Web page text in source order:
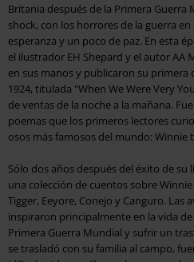
Britania después de la Primera
shock, con los horrores de la guerra
esperanza y un poco de paz. En esta
el ilustrador EH Shepard y el autor AA
en sus manos y publicaron su primera
1924, titulada "When We Were Very
de ventas de la noche a la mañana.
poemas que los primeros lectores
osos más famosos del mundo: Winnie
Sólo dos años después del éxito de
una colección de cuentos sobre
Tigger, Eeyore, Conejo y Canguro. Las
inspiraron principalmente en la vida de
Primera Guerra Mundial y sufrir un
se trasladó con su familia al campo,